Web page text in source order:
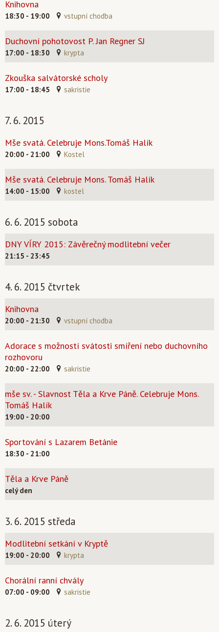
Knihovna
18:30 - 19:00 vstupní chodba
Duchovní pohotovost P. Jan Regner SJ
17:00 - 18:30 krypta
Zkouška salvátorské scholy
17:00 - 18:45 sakristie
7. 6. 2015
Mše svatá. Celebruje Mons.Tomáš Halík
20:00 - 21:00 Kostel
Mše svatá. Celebruje Mons. Tomáš Halík
14:00 - 15:00 kostel
6. 6. 2015 sobota
DNY VÍRY 2015: Závěrečný modlitební večer
21:15 - 23:45
4. 6. 2015 čtvrtek
Knihovna
20:00 - 21:30 vstupní chodba
Adorace s možností svátosti smíření nebo duchovního
rozhovoru
20:00 - 22:00 sakristie
mše sv. - Slavnost Těla a Krve Páně. Celebruje Mons.
Tomáš Halík
19:00 - 20:00
Sportování s Lazarem Betánie
18:30 - 21:00
Těla a Krve Páně
celý den
3. 6. 2015 středa
Modlitební setkání v Kryptě
19:00 - 20:00 krypta
Chorální ranní chvály
07:00 - 09:00 sakristie
2. 6. 2015 úterý